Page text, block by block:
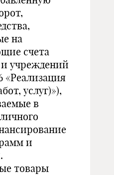
на
счета
учреждений
«Реализация
услуг)»),
в
и
товары